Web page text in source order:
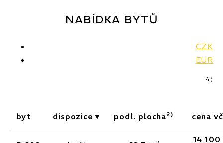
NABÍDKA BYTŮ
CZK
EUR
4)
byt dispozice podl. plocha2) cena
14